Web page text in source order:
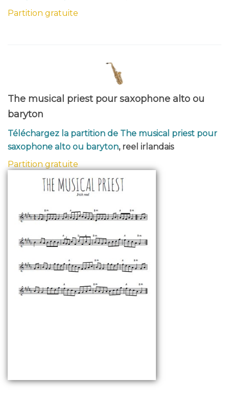
Partition gratuite
The musical priest pour saxophone alto ou
baryton
Téléchargez la partition de The musical priest pour
saxophone alto ou baryton, reel irlandais
Partition gratuite